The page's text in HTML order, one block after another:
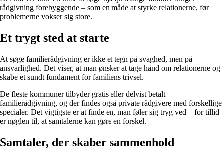
rådgivning forebyggende – som en måde at styrke relationerne, før
problemerne vokser sig store.
Et trygt sted at starte
At søge familierådgivning er ikke et tegn på svaghed, men på
ansvarlighed. Det viser, at man ønsker at tage hånd om relationerne og
skabe et sundt fundament for familiens trivsel.
De fleste kommuner tilbyder gratis eller delvist betalt
familierådgivning, og der findes også private rådgivere med forskellige
specialer. Det vigtigste er at finde en, man føler sig tryg ved – for tillid
er nøglen til, at samtalerne kan gøre en forskel.
Samtaler, der skaber sammenhold